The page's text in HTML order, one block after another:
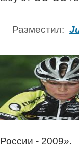
Разместил:
России - 2009».